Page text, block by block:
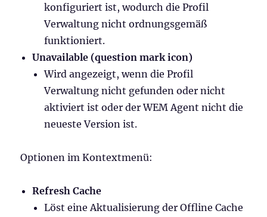
konfiguriert ist, wodurch die Profil
Verwaltung nicht ordnungsgemäß
funktioniert.
Unavailable (question mark icon)
Wird angezeigt, wenn die Profil
Verwaltung nicht gefunden oder nicht
aktiviert ist oder der WEM Agent nicht die
neueste Version ist.
Optionen im Kontextmenü:
Refresh Cache
Löst eine Aktualisierung der Offline Cache